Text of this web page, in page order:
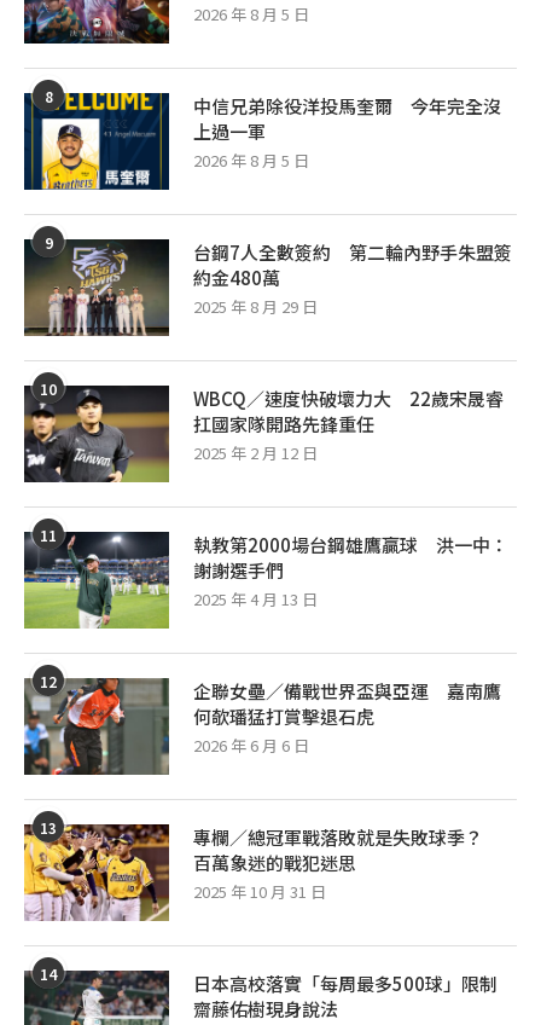
2026 年 8 月 5 日
8
中信兄弟除役洋投馬奎爾 今年完全沒
上過一軍
2026 年 8 月 5 日
9
台鋼7人全數簽約 第二輪內野手朱盟簽
約金480萬
2025 年 8 月 29 日
10
WBCQ／速度快破壞力大 22歲宋晟睿
扛國家隊開路先鋒重任
2025 年 2 月 12 日
11
執教第2000場台鋼雄鷹贏球 洪一中：
謝謝選手們
2025 年 4 月 13 日
12
企聯女壘／備戰世界盃與亞運 嘉南鷹
何欹璠猛打賞擊退石虎
2026 年 6 月 6 日
13
專欄／總冠軍戰落敗就是失敗球季？
百萬象迷的戰犯迷思
2025 年 10 月 31 日
14
日本高校落實「每周最多500球」限制
齋藤佑樹現身說法